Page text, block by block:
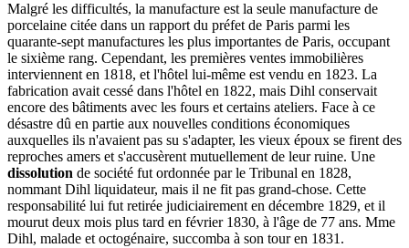
Malgré les difficultés, la manufacture est la seule manufacture de
porcelaine citée dans un rapport du préfet de Paris parmi les
quarante-sept manufactures les plus importantes de Paris, occupant
le sixième rang. Cependant, les premières ventes immobilières
interviennent en 1818, et l'hôtel lui-même est vendu en 1823. La
fabrication avait cessé dans l'hôtel en 1822, mais Dihl conservait
encore des bâtiments avec les fours et certains ateliers. Face à ce
désastre dû en partie aux nouvelles conditions économiques
auxquelles ils n'avaient pas su s'adapter, les vieux époux se firent des
reproches amers et s'accusèrent mutuellement de leur ruine. Une
dissolution de société fut ordonnée par le Tribunal en 1828,
nommant Dihl liquidateur, mais il ne fit pas grand-chose. Cette
responsabilité lui fut retirée judiciairement en décembre 1829, et il
mourut deux mois plus tard en février 1830, à l'âge de 77 ans. Mme
Dihl, malade et octogénaire, succomba à son tour en 1831.